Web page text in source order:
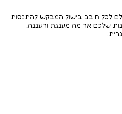
לכל חובב בישול המבקש להתנסות
שלכם ארומה מענגת ורעננה,